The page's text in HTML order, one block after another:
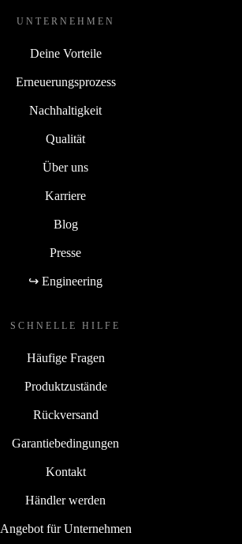
UNTERNEHMEN
Deine Vorteile
Erneuerungsprozess
Nachhaltigkeit
Qualität
Über uns
Karriere
Blog
Presse
↪ Engineering
SCHNELLE HILFE
Häufige Fragen
Produktzustände
Rückversand
Garantiebedingungen
Kontakt
Händler werden
Angebot für Unternehmen